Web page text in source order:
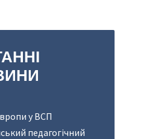
у ВСП
педагогічний